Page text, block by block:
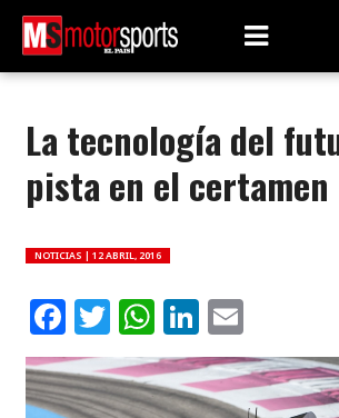
La tecnología del
pista en el
NOTICIAS | 12 ABRIL, 2016
Facebook
Twitter
WhatsApp
LinkedIn
Email